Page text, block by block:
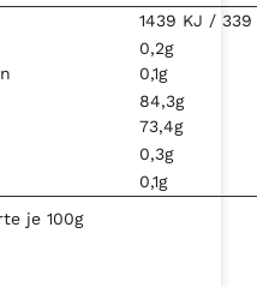
je 100g
1439 KJ /
0,2g
0,1g
84,3g
73,4g
0,3g
0,1g